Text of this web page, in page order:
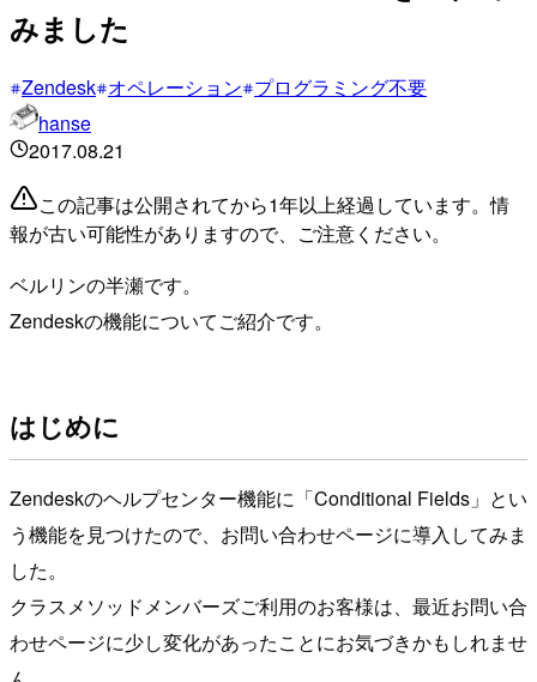
みました
Zendesk オペレーション プログラミング不要
hanse
2017.08.21
この記事は公開されてから1年以上経過しています。情
報が古い可能性がありますので、ご注意ください。
ベルリンの半瀬です。
Zendeskの機能についてご紹介です。
はじめに
Zendeskのヘルプセンター機能に「Conditional Fields」とい
う機能を見つけたので、お問い合わせページに導入してみま
した。
クラスメソッドメンバーズご利用のお客様は、最近お問い合
わせページに少し変化があったことにお気づきかもしれませ